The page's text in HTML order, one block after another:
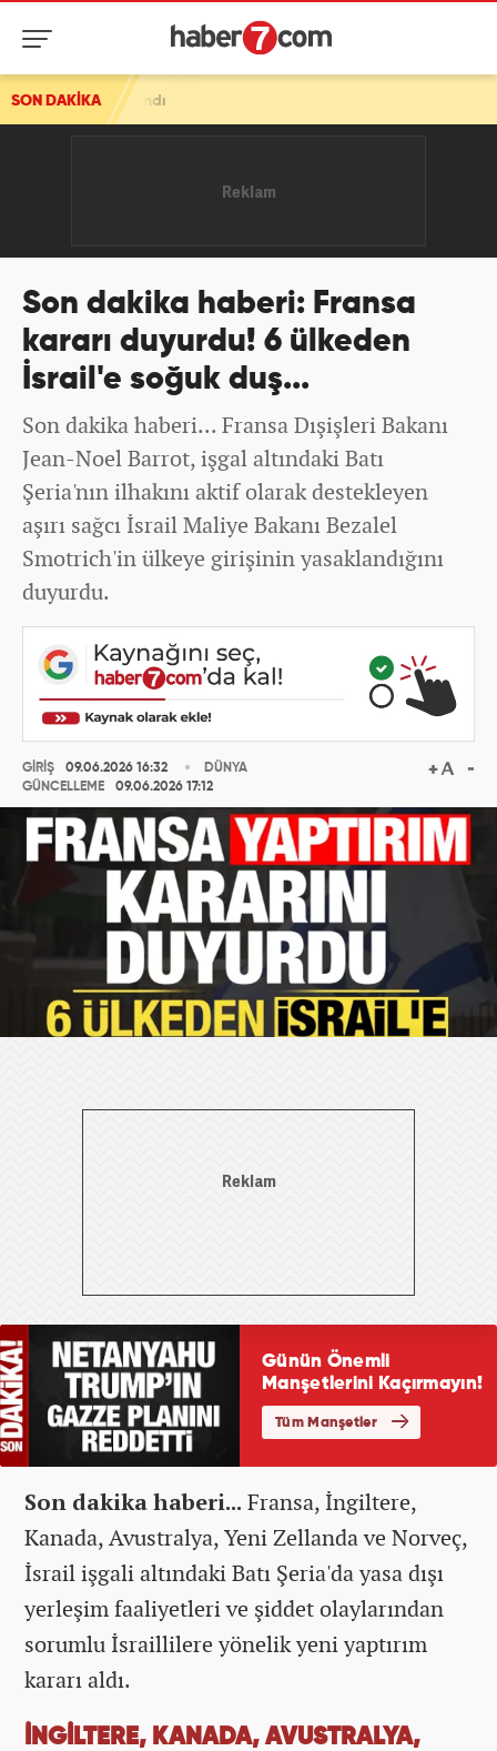
SON DAKİKA
Son dakika haberi: Fransa
kararı duyurdu! 6 ülkeden
İsrail'e soğuk duş...
Son dakika haberi... Fransa Dışişleri Bakanı
Jean-Noel Barrot, işgal altındaki Batı
Şeria'nın ilhakını aktif olarak destekleyen
aşırı sağcı İsrail Maliye Bakanı Bezalel
Smotrich'in ülkeye girişinin yasaklandığını
duyurdu.
GİRİŞ
09.06.2026 16:32
GÜNCELLEME
09.06.2026 17:12
DÜNYA
Son dakika haberi... Fransa, İngiltere,
Kanada, Avustralya, Yeni Zellanda ve Norveç,
İsrail işgali altındaki Batı Şeria'da yasa dışı
yerleşim faaliyetleri ve şiddet olaylarından
sorumlu İsraillilere yönelik yeni yaptırım
kararı aldı.
İNGİLTERE, KANADA, AVUSTRALYA,